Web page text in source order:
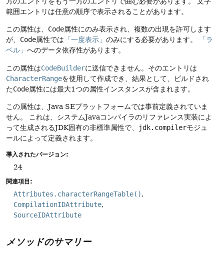
範囲エントリは任意の順序で表示されることがあります。
この属性は、 Code属性にのみ表示され、複数の出現を許可します
が、 Code属性では 「一度表示」 のみにする必要があります。
「ラ
ベル」 へのデータ依存性があります。
この属性はCodeBuilderに送信できません。そのエントリは
CharacterRangeを使用して作成でき、結果として、ビルドされ
たCode属性には最大1つの属性インスタンスが含まれます。
この属性は、Java SEプラットフォームでは事前定義されていま
せん。
これは、システムJavaコンパイラのリファレンス実装によ
って生成されるJDK固有の非標準属性で、
jdk.compilerモジュ
ールによって定義されます。
導入されたバージョン:
24
関連項目:
Attributes.characterRangeTable()
CompilationIDAttribute
SourceIDAttribute
メソッドのサマリー